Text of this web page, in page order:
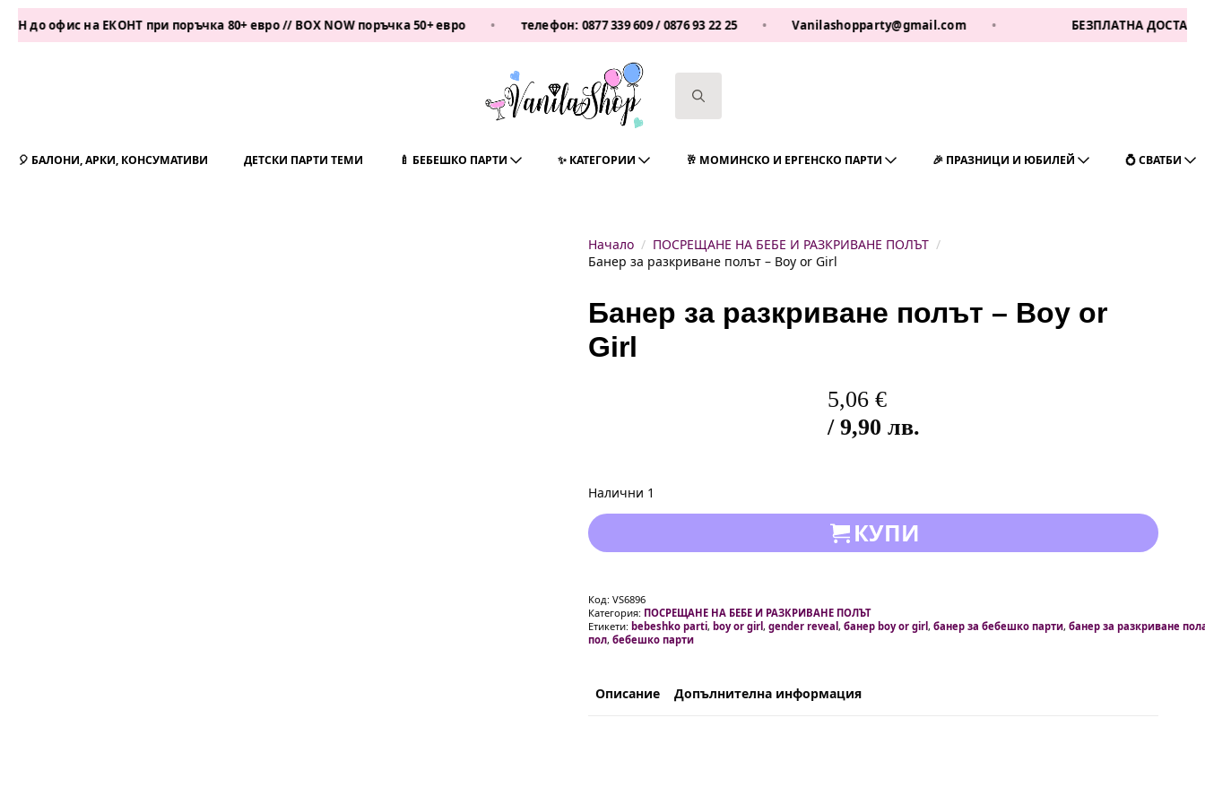
на ЕКОНТ при поръчка 80+ евро // BOX NOW поръчка 50+ евро • телефон:0877 339 609/0876 93 22 25 • Vanilashopparty@gmail.com • БЕЗПЛАТНА ДОСТАВКА ЗА 1
🎈 БАЛОНИ, АРКИ, КОНСУМАТИВИ ДЕТСКИ ПАРТИ ТЕМИ 🍼 БЕБЕШКО ПАРТИ ✨ КАТЕГОРИИ 🥂 МОМИНСКО И ЕРГЕНСКО ПАРТИ 🎉 ПРАЗНИЦИ И ЮБИЛЕЙ 💍 СВАТБИ
Начало
ПОСРЕЩАНЕ НА БЕБЕ И РАЗКРИВАНЕ ПОЛЪТ
Банер за разкриване полът – Boy or Girl
Банер за разкриване полът – Boy or
Girl
5,06 €
/ 9,90 лв.
Налични 1
КУПИ
Код: VS6896
Категория: ПОСРЕЩАНЕ НА БЕБЕ И РАЗКРИВАНЕ ПОЛЪТ
Етикети: bebeshko parti, boy or girl , gender reveal , банер boy or girl , банер за бебешко парти, банер за разкриване
пол, бебешко парти
Описание Допълнителна информация